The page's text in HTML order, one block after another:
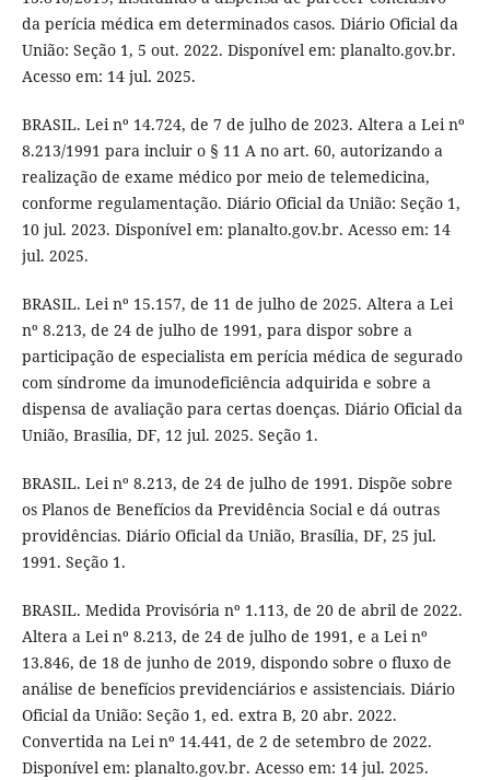
da perícia médica em determinados casos. Diário Oficial da
União: Seção 1, 5 out. 2022. Disponível em: planalto.gov.br.
Acesso em: 14 jul. 2025.
BRASIL. Lei nº 14.724, de 7 de julho de 2023. Altera a Lei nº
8.213/1991 para incluir o § 11 A no art. 60, autorizando a
realização de exame médico por meio de telemedicina,
conforme regulamentação. Diário Oficial da União: Seção 1,
10 jul. 2023. Disponível em: planalto.gov.br. Acesso em: 14
jul. 2025.
BRASIL. Lei nº 15.157, de 11 de julho de 2025. Altera a Lei
nº 8.213, de 24 de julho de 1991, para dispor sobre a
participação de especialista em perícia médica de segurado
com síndrome da imunodeficiência adquirida e sobre a
dispensa de avaliação para certas doenças. Diário Oficial da
União, Brasília, DF, 12 jul. 2025. Seção 1.
BRASIL. Lei nº 8.213, de 24 de julho de 1991. Dispõe sobre
os Planos de Benefícios da Previdência Social e dá outras
providências. Diário Oficial da União, Brasília, DF, 25 jul.
1991. Seção 1.
BRASIL. Medida Provisória nº 1.113, de 20 de abril de 2022.
Altera a Lei nº 8.213, de 24 de julho de 1991, e a Lei nº
13.846, de 18 de junho de 2019, dispondo sobre o fluxo de
análise de benefícios previdenciários e assistenciais. Diário
Oficial da União: Seção 1, ed. extra B, 20 abr. 2022.
Convertida na Lei nº 14.441, de 2 de setembro de 2022.
Disponível em: planalto.gov.br. Acesso em: 14 jul. 2025.